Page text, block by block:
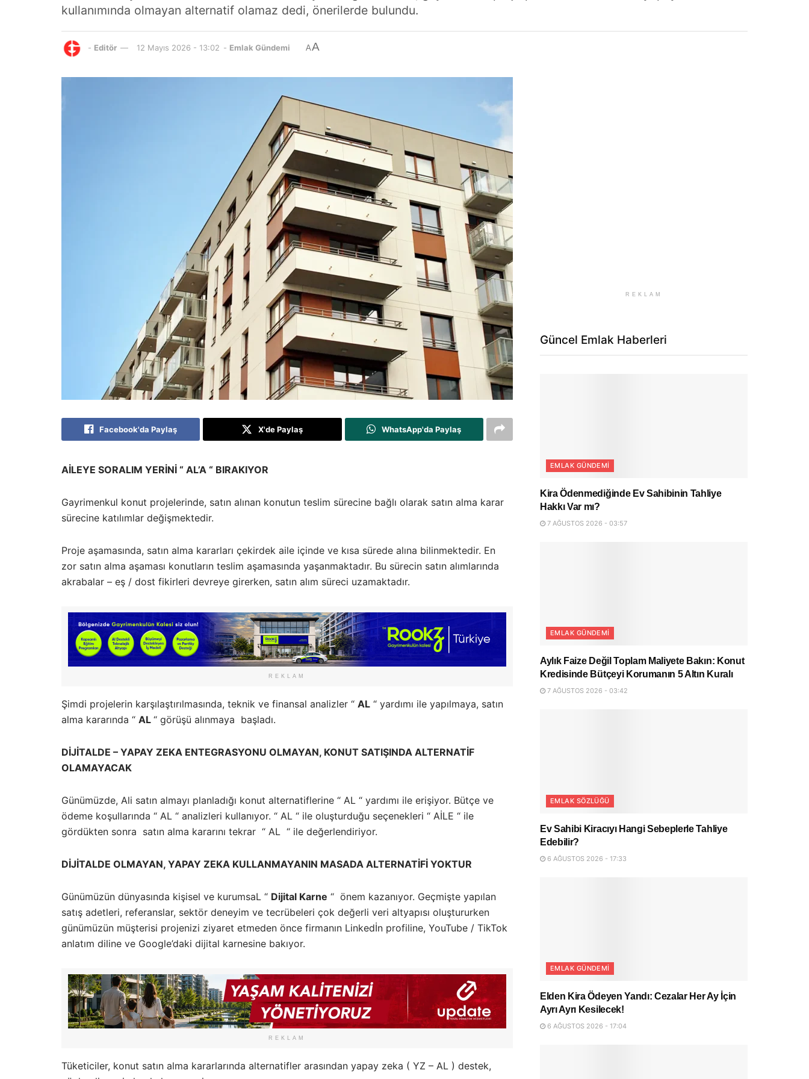
kullanımında olmayan alternatif olamaz dedi, önerilerde bulundu.
- Editör 12 Mayıs 2026 - 13:02 - Emlak Gündemi AA
Facebook'da Paylaş X'de Paylaş WhatsApp'da Paylaş
AİLEYE SORALIM YERİNİ “ AL’A “ BIRAKIYOR
Gayrimenkul konut projelerinde, satın alınan konutun teslim sürecine bağlı olarak satın alma karar
sürecine katılımlar değişmektedir.
Proje aşamasında, satın alma kararları çekirdek aile içinde ve kısa sürede alına bilinmektedir. En
zor satın alma aşaması konutların teslim aşamasında yaşanmaktadır. Bu sürecin satın alımlarında
akrabalar – eş / dost fikirleri devreye girerken, satın alım süreci uzamaktadır.
REKLAM
Şimdi projelerin karşılaştırılmasında, teknik ve finansal analizler “ AL “ yardımı ile yapılmaya, satın
alma kararında “ AL “ görüşü alınmaya başladı.
DİJİTALDE – YAPAY ZEKA ENTEGRASYONU OLMAYAN, KONUT SATIŞINDA ALTERNATİF
OLAMAYACAK
Günümüzde, Ali satın almayı planladığı konut alternatiflerine “ AL “ yardımı ile erişiyor. Bütçe ve
ödeme koşullarında “ AL “ analizleri kullanıyor. “ AL “ ile oluşturduğu seçenekleri “ AİLE “ ile
gördükten sonra satın alma kararını tekrar “ AL “ ile değerlendiriyor.
DİJİTALDE OLMAYAN, YAPAY ZEKA KULLANMAYANIN MASADA ALTERNATİFİ YOKTUR
Günümüzün dünyasında kişisel ve kurumsaL “ Dijital Karne “ önem kazanıyor. Geçmişte yapılan
satış adetleri, referanslar, sektör deneyim ve tecrübeleri çok değerli veri altyapısı oluştururken
günümüzün müşterisi projenizi ziyaret etmeden önce firmanın Linkedİn profiline, YouTube / TikTok
anlatım diline ve Google’daki dijital karnesine bakıyor.
REKLAM
Tüketiciler, konut satın alma kararlarında alternatifler arasından yapay zeka ( YZ – AL ) destek,
REKLAM
Güncel Emlak Haberleri
EMLAK GÜNDEMI
Kira Ödenmediğinde Ev Sahibinin Tahliye
Hakkı Var mı?
7 AĞUSTOS 2026 - 03:57
EMLAK GÜNDEMI
Aylık Faize Değil Toplam Maliyete Bakın: Konut
Kredisinde Bütçeyi Korumanın 5 Altın Kuralı
7 AĞUSTOS 2026 - 03:42
EMLAK SÖZLÜĞÜ
Ev Sahibi Kiracıyı Hangi Sebeplerle Tahliye
Edebilir?
6 AĞUSTOS 2026 - 17:33
EMLAK GÜNDEMI
Elden Kira Ödeyen Yandı: Cezalar Her Ay İçin
Ayrı Ayrı Kesilecek!
6 AĞUSTOS 2026 - 17:04